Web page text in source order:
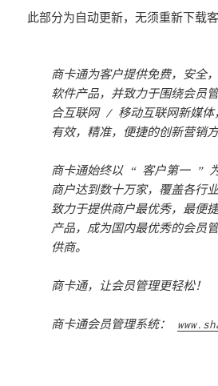
此部分为自动更新，无须重新下载客
商卡通为客户提供免费，安全
软件产品，并致力于围绕会员
合互联网 / 移动互联网新媒体
有效，精准，便捷的创新营销方
商卡通始终以 “ 客户第一 ”
商户达到数十万家，覆盖各行
致力于提供商户最优秀，最便
产品，成为国内最优秀的会员
供商。
商卡通，让会员管理更轻松！
商卡通会员管理系统：